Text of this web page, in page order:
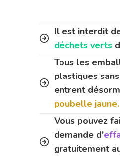
Il est interdit
déchets verts
Tous les
plastiques
entrent
poubelle jaune.
Vous pouvez
demande d'
gratuitement